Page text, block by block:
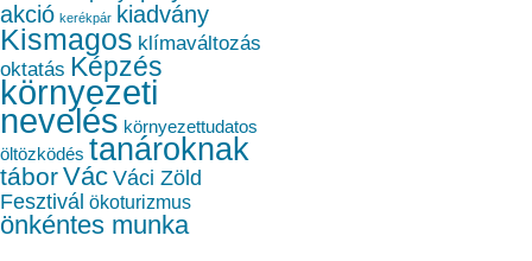
akció kerékpár kiadvány
Kismagos klímaváltozás
oktatás Képzés
környezeti
nevelés környezettudatos
öltözködés tanároknak
táborVác Váci Zöld
Fesztivál ökoturizmus
önkéntes munka